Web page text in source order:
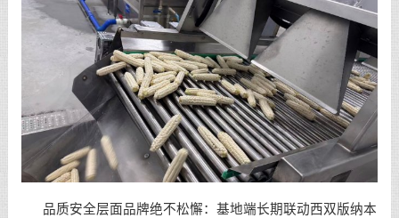
品质安全层面品牌绝不松懈：基地端长期联动西双版纳本